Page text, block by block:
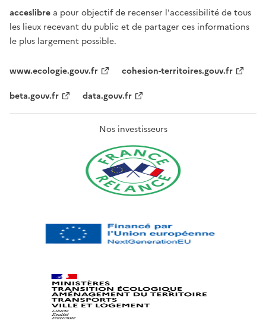
acceslibre a pour objectif de recenser l'accessibilité de tous
les lieux recevant du public et de partager ces informations
le plus largement possible.
www.ecologie.gouv.fr
cohesion-territoires.gouv.fr
beta.gouv.fr
data.gouv.fr
Nos investisseurs